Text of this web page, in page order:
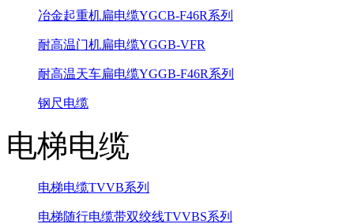
冶金起重机扁电缆YGCB-F46R系列
耐高温门机扁电缆YGGB-VFR
耐高温天车扁电缆YGGB-F46R系列
钢尺电缆
电梯电缆
电梯电缆TVVB系列
电梯随行电缆带双绞线TVVBS系列